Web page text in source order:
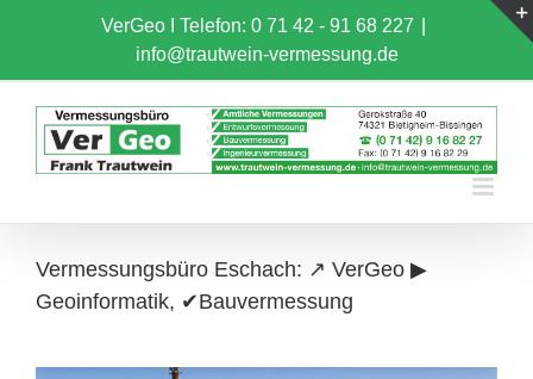
content
VerGeo I Telefon: 0 71 42 - 91 68 227
info@trautwein-vermessung.de
Vermessungsbüro Eschach: ↗️ VerGeo ▶︎
Geoinformatik, ✔Bauvermessung